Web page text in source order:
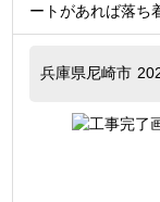
ートがあれば落ち
兵庫県尼崎市